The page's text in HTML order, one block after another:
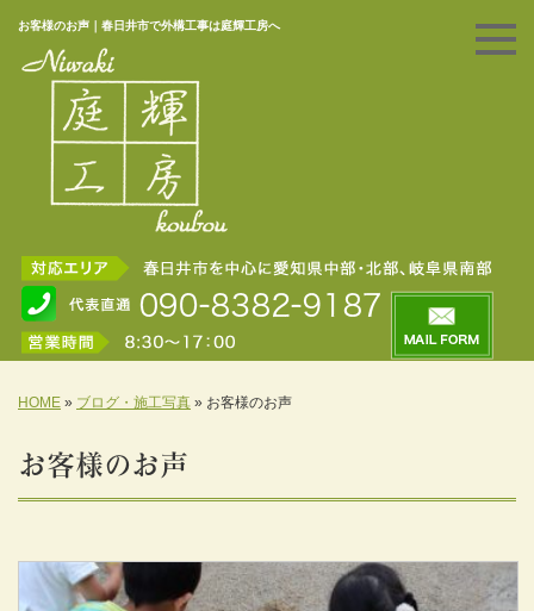
お客様のお声｜春日井市で外構工事は庭輝工房へ
HOME » ブログ・施工写真 » お客様のお声
お客様のお声